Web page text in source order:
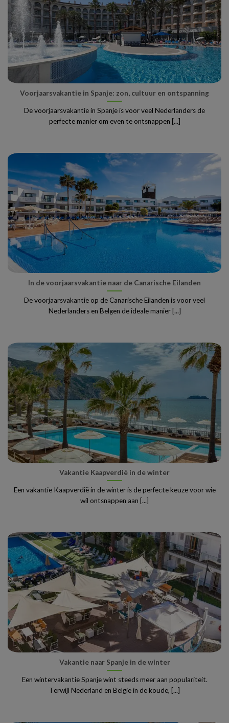
Voorjaarsvakantie in Spanje: zon, cultuur en ontspanning
De voorjaarsvakantie in Spanje is voor veel Nederlanders de
perfecte manier om even te ontsnappen [...]
In de voorjaarsvakantie naar de Canarische Eilanden
De voorjaarsvakantie op de Canarische Eilanden is voor veel
Nederlanders en Belgen de ideale manier [...]
Vakantie Kaapverdië in de winter
Een vakantie Kaapverdië in de winter is de perfecte keuze voor wie
wil ontsnappen aan [...]
Vakantie naar Spanje in de winter
Een wintervakantie Spanje wint steeds meer aan populariteit.
Terwijl Nederland en België in de koude, [...]